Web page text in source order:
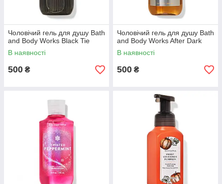
Чоловічий гель для душу Bath
and Body Works Black Tie
В наявності
500 ₴
Чоловічий гель для душу Bath
and Body Works After Dark
В наявності
500 ₴